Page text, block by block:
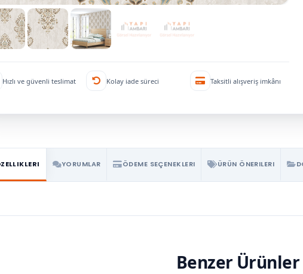
Hızlı ve güvenli teslimat Kolay iade süreci Taksitli alışveriş imkânı
YORUMLAR ÖDEME SEÇENEKLERI ÜRÜN ÖNERILERI
Benzer Ürünler